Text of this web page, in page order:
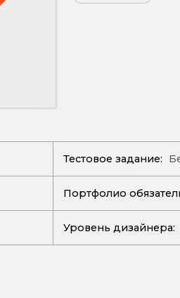
Тестовое задание:
Портфолио
Уровень дизайнера: